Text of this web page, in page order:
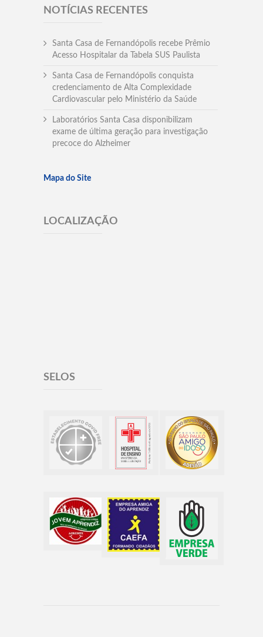
NOTÍCIAS RECENTES
Santa Casa de Fernandópolis recebe Prêmio
Acesso Hospitalar da Tabela SUS Paulista
Santa Casa de Fernandópolis conquista
credenciamento de Alta Complexidade
Cardiovascular pelo Ministério da Saúde
Laboratórios Santa Casa disponibilizam
exame de última geração para investigação
precoce do Alzheimer
Mapa do Site
LOCALIZAÇÃO
SELOS